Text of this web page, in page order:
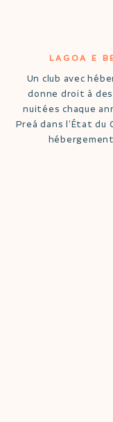
LAGOA E
Un club avec
donne droit à
nuitées chaque
Preá dans l’État du